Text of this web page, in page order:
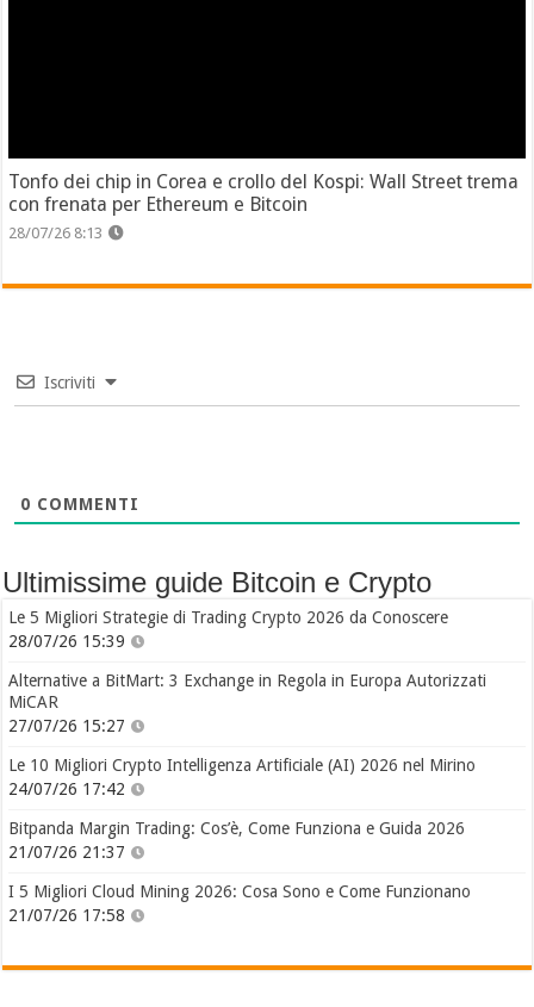
Tonfo dei chip in Corea e crollo del Kospi: Wall Street trema
con frenata per Ethereum e Bitcoin
28/07/26 8:13
Iscriviti
0 COMMENTI
Ultimissime guide Bitcoin e Crypto
Le 5 Migliori Strategie di Trading Crypto 2026 da Conoscere
28/07/26 15:39
Alternative a BitMart: 3 Exchange in Regola in Europa Autorizzati
MiCAR
27/07/26 15:27
Le 10 Migliori Crypto Intelligenza Artificiale (AI) 2026 nel Mirino
24/07/26 17:42
Bitpanda Margin Trading: Cos’è, Come Funziona e Guida 2026
21/07/26 21:37
I 5 Migliori Cloud Mining 2026: Cosa Sono e Come Funzionano
21/07/26 17:58